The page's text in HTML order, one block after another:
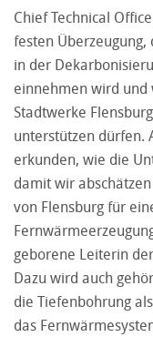
Chief Technical
festen
in der
einnehmen wird und
Stadtwerke
unterstützen dürfen.
erkunden, wie die
damit wir
von Flensburg für
geborene Leiterin
Dazu wird auch
die Tiefenbohrung
das